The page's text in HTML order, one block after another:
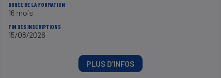
DURÉE DE LA FORMATION
16 mois
FIN DES INSCRIPTIONS
15/08/2026
PLUS D'INFOS